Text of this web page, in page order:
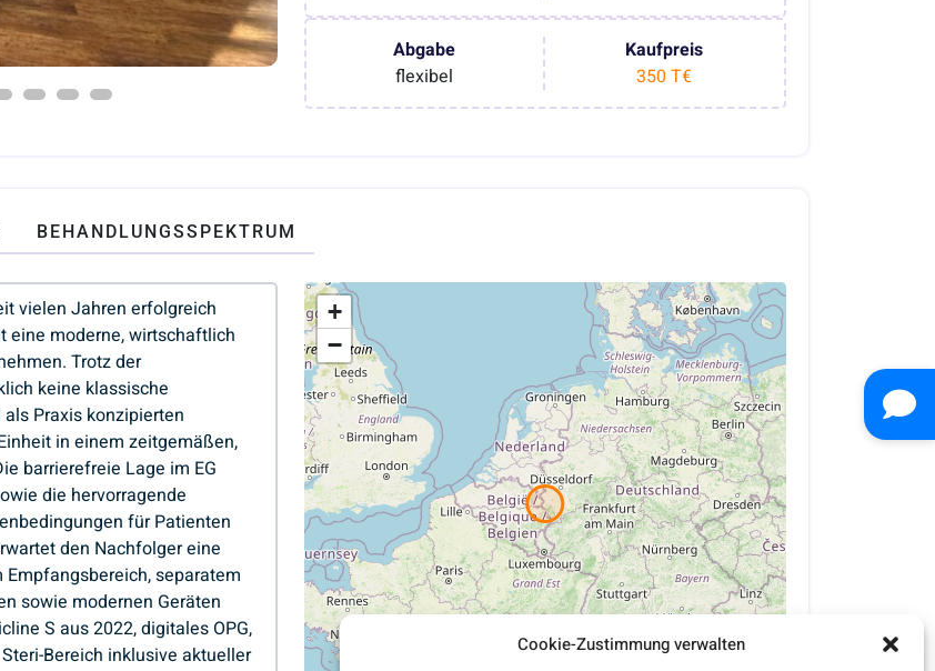
Cookie-Zustimmung verwalten
Abgabe
flexibel
Kaufpreis
350 T€
BEHANDLUNGSSPEKTRUM
+
−